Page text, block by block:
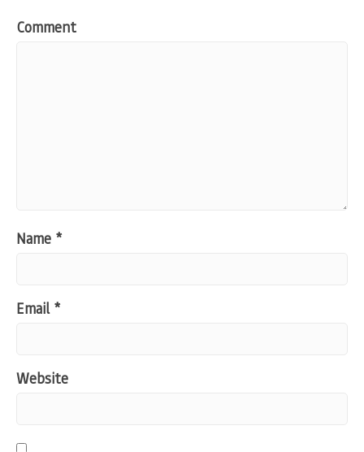
Comment
Name *
Email *
Website